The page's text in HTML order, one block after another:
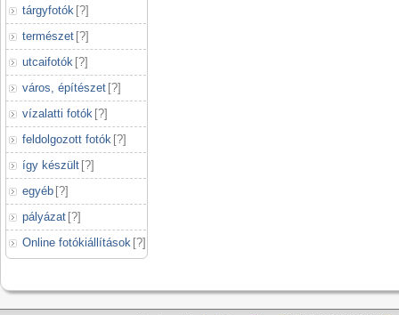
tárgyfotók [?]
természet [?]
utcaifotók [?]
város, építészet [?]
vízalatti fotók [?]
feldolgozott fotók [?]
így készült [?]
egyéb [?]
pályázat [?]
Online fotókiállítások [?]